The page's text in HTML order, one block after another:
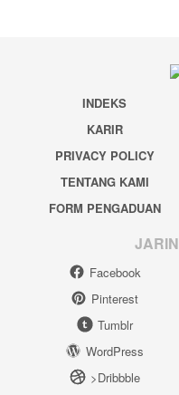
INDEKS
KARIR
PRIVACY POLICY
TENTANG KAMI
FORM PENGADUAN
Facebook
Pinterest
Tumblr
WordPress
>Dribbble